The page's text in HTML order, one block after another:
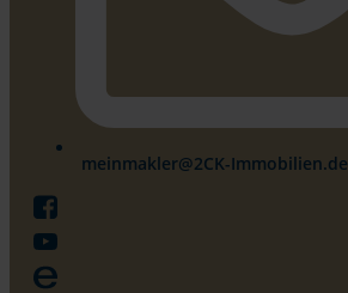
meinmakler@2CK-Immobilien.de